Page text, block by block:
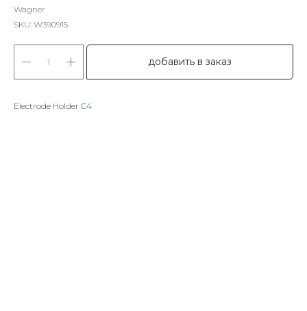
Wagner
SKU: W390915
добавить в заказ
Electrode Holder C4